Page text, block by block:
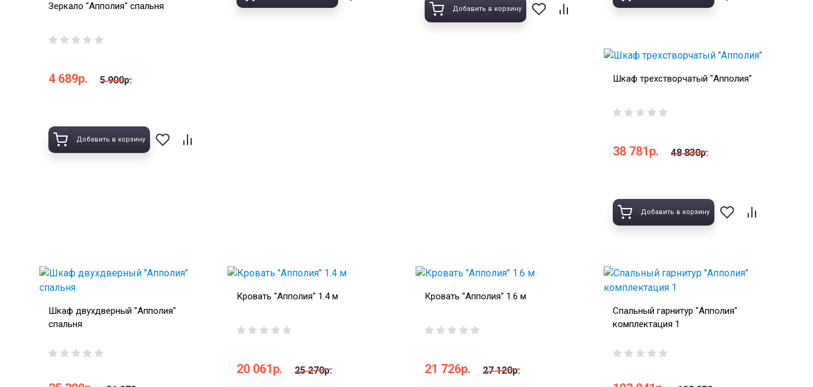
Зеркало "Апполия" спальня
4 689р. 5 900р.
Добавить в корзину
Добавить в корзину
Шкаф трехстворчатый "Апполия"
38 781р. 48 830р.
Добавить в корзину
Шкаф двухдверный "Апполия"
спальня
Кровать "Апполия" 1.4 м
20 061р. 25 270р.
Кровать "Апполия" 1.6 м
21 726р. 27 120р.
Спальный гарнитур "Апполия"
комплектация 1